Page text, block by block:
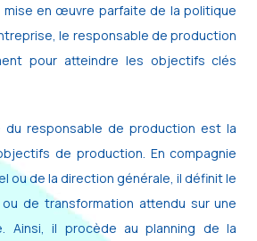
mise en œuvre parfaite de la politique
le responsable de production
pour atteindre les objectifs clés
du responsable de production est la
de production. En compagnie
ou de la direction générale, il définit le
de transformation attendu sur une
Ainsi, il procède au planning de la